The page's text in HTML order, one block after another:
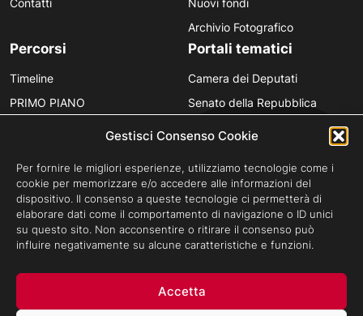
Gestisci Consenso Cookie
Per fornire le migliori esperienze, utilizziamo tecnologie come i
cookie per memorizzare e/o accedere alle informazioni del
dispositivo. Il consenso a queste tecnologie ci permetterà di
elaborare dati come il comportamento di navigazione o ID unici
su questo sito. Non acconsentire o ritirare il consenso può
influire negativamente su alcune caratteristiche e funzioni.
Accetta
Archivio Fotografico
Percorsi
Timeline
PRIMO PIANO
Anniversari
Portali tematici
Camera dei Deputati
Senato della Repubblica
Luce per la didattica
Fare gli italiani
Archivio Storico Istituto Luce - Tutti i diritti riservati ©Cinecittà s.p.a